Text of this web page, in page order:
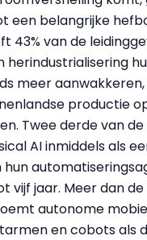
een belangrijke
43% van de
herindustrialisering
meer
productie
Twee derde van
AI inmiddels als
vijf jaar. Meer dan
autonome
en cobots als